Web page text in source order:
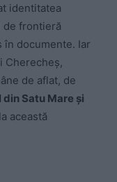
identitatea
de frontieră
documente. Iar
Cherecheș,
de aflat, de
Satu Mare și
la această